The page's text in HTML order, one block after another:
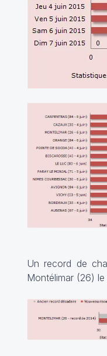
Un record de
Montélimar (26) le